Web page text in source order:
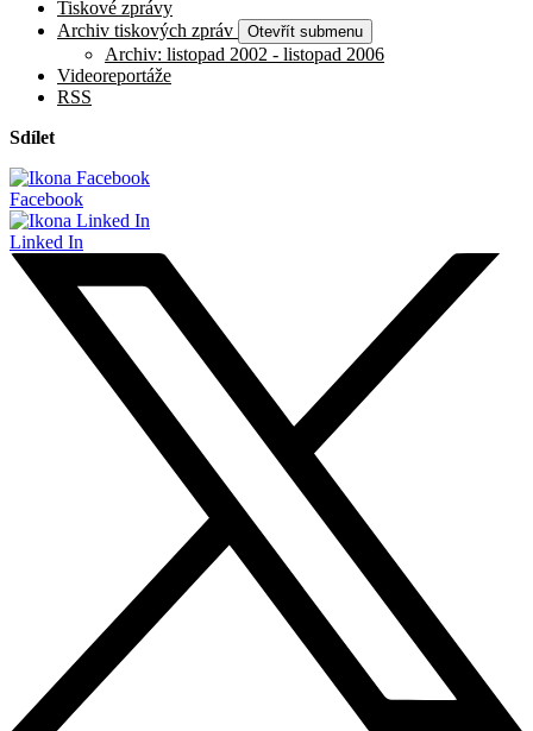
Tiskové zprávy
Archiv tiskových zpráv
Otevřít submenu
Archiv: listopad 2002 - listopad 2006
Videoreportáže
RSS
Sdílet
Facebook
Linked In